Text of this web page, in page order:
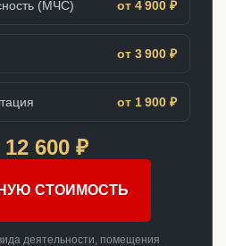
(МЧС) от 4 900 ₽
от 3 900 ₽
от 1 900 ₽
12 600 ₽
СТОИМОСТЬ
деятельности, помещения